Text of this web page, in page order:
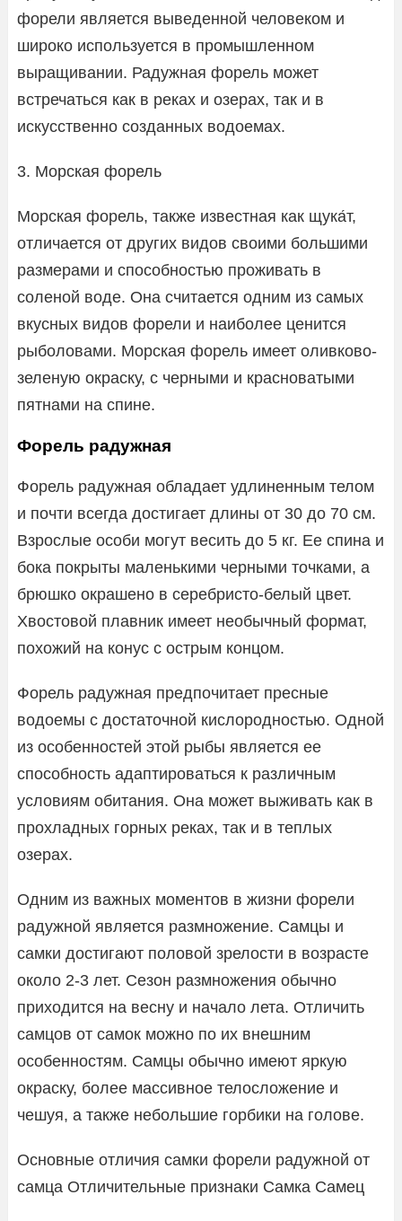
форели является выведенной человеком и
широко используется в промышленном
выращивании. Радужная форель может
встречаться как в реках и озерах, так и в
искусственно созданных водоемах.
3. Морская форель
Морская форель, также известная как щука́т,
отличается от других видов своими большими
размерами и способностью проживать в
соленой воде. Она считается одним из самых
вкусных видов форели и наиболее ценится
рыболовами. Морская форель имеет оливково-
зеленую окраску, с черными и красноватыми
пятнами на спине.
Форель радужная
Форель радужная обладает удлиненным телом
и почти всегда достигает длины от 30 до 70 см.
Взрослые особи могут весить до 5 кг. Ее спина и
бока покрыты маленькими черными точками, а
брюшко окрашено в серебристо-белый цвет.
Хвостовой плавник имеет необычный формат,
похожий на конус с острым концом.
Форель радужная предпочитает пресные
водоемы с достаточной кислородностью. Одной
из особенностей этой рыбы является ее
способность адаптироваться к различным
условиям обитания. Она может выживать как в
прохладных горных реках, так и в теплых
озерах.
Одним из важных моментов в жизни форели
радужной является размножение. Самцы и
самки достигают половой зрелости в возрасте
около 2-3 лет. Сезон размножения обычно
приходится на весну и начало лета. Отличить
самцов от самок можно по их внешним
особенностям. Самцы обычно имеют яркую
окраску, более массивное телосложение и
чешуя, а также небольшие горбики на голове.
Основные отличия самки форели радужной от
самца Отличительные признаки Самка Самец